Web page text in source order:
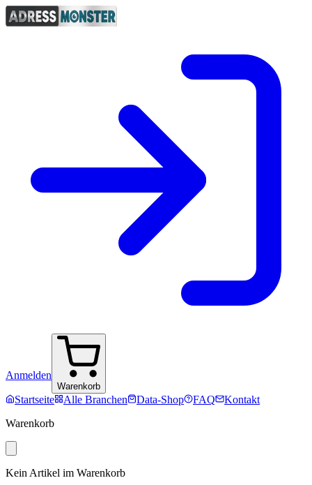
Anmelden
Warenkorb
Startseite Alle Branchen Data-Shop FAQ
Kontakt
Warenkorb
Kein Artikel im Warenkorb